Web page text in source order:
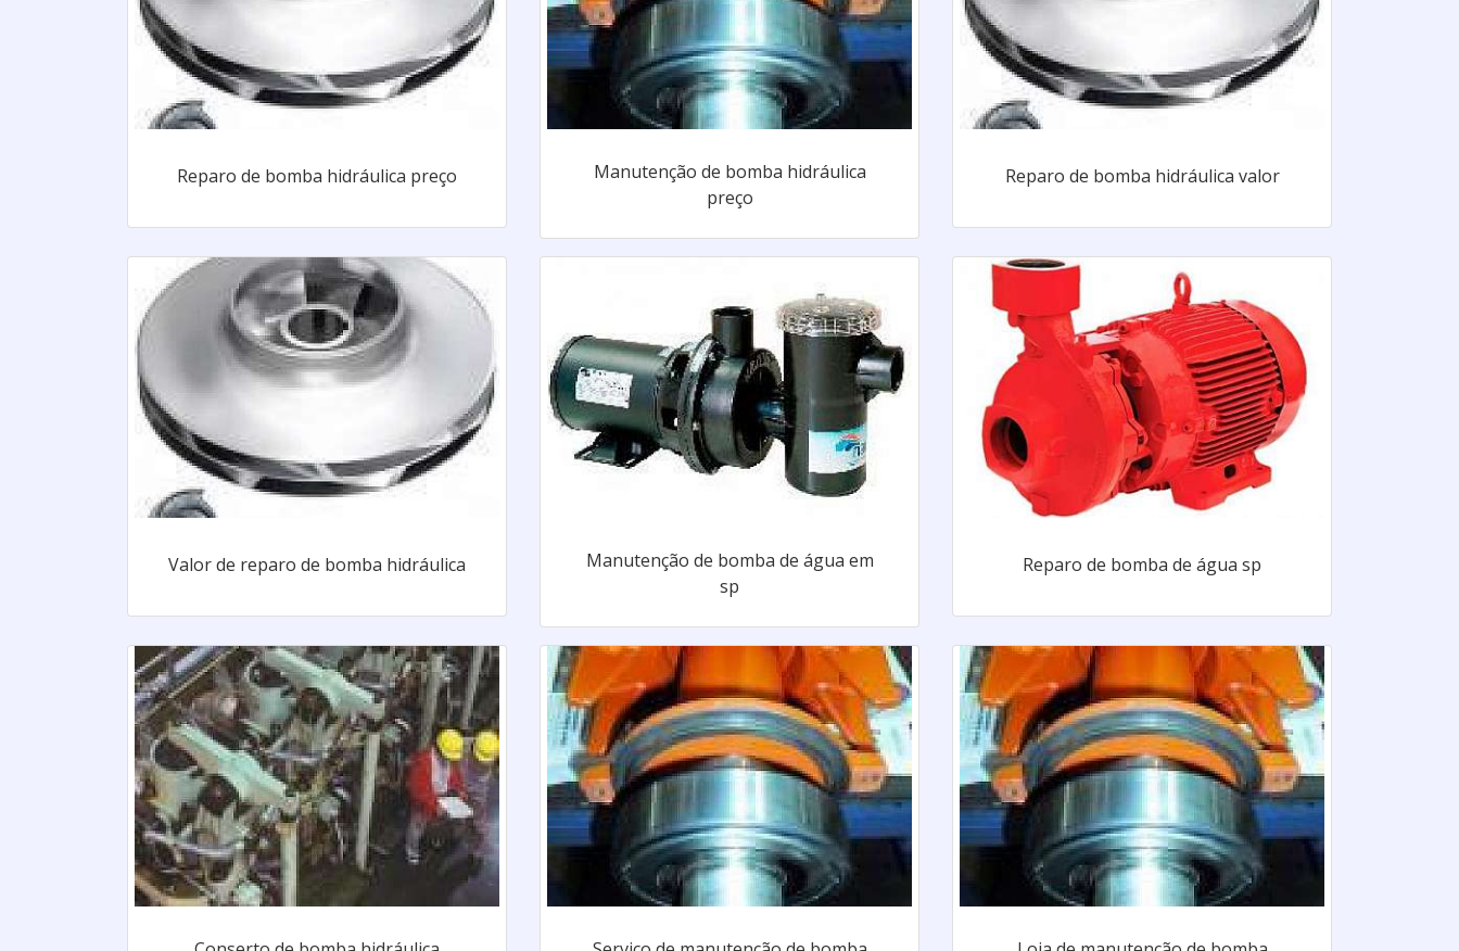
Reparo de bomba hidráulica preço
Manutenção de bomba hidráulica
preço
Reparo de bomba hidráulica valor
Valor de reparo de bomba hidráulica
Manutenção de bomba de água em
sp
Reparo de bomba de água sp